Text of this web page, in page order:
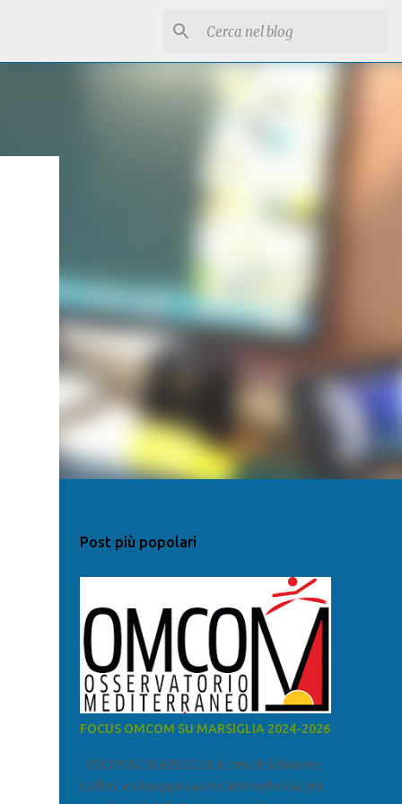
Post più popolari
FOCUS OMCOM SU MARSIGLIA 2024-2026
FOCUS SU MARSIGLIA A cura di Salvatore
Calleri e Giuseppe Lumia Marsiglia è la più